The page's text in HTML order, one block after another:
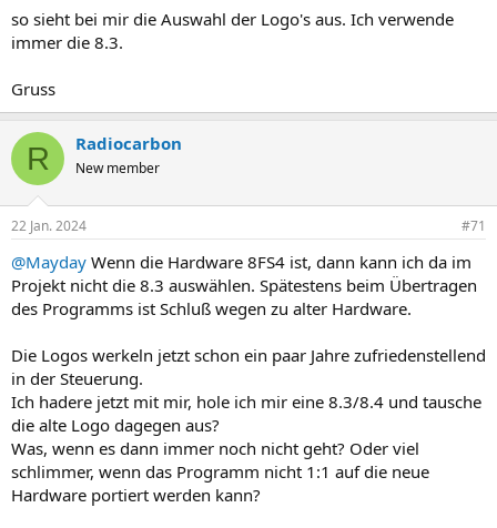
Nachtrag: Ich habe gerade mit leeren Projekten gespielt. Das mit
den "Ethernet-Verbindungen" in den Einstellungen gibt es erst ab
Bild.
so sieht bei mir die Auswahl der Logo's aus. Ich verwende
immer die 8.3.
Gruss
R Radiocarbon
New member
22 Jan. 2024 #71
@Mayday Wenn die Hardware 8FS4 ist, dann kann ich da im
Projekt nicht die 8.3 auswählen. Spätestens beim Übertragen
des Programms ist Schluß wegen zu alter Hardware.
Die Logos werkeln jetzt schon ein paar Jahre zufriedenstellend
in der Steuerung.
Ich hadere jetzt mit mir, hole ich mir eine 8.3/8.4 und tausche
die alte Logo dagegen aus?
Was, wenn es dann immer noch nicht geht? Oder viel
schlimmer, wenn das Programm nicht 1:1 auf die neue
Hardware portiert werden kann?